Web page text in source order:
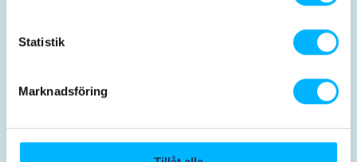
Statistik
Marknadsföring
Åbningstider